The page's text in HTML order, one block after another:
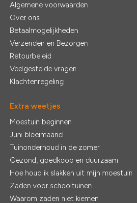
Algemene voorwaarden
Over ons
Betaalmogelijkheden
Verzenden en Bezorgen
Retourbeleid
Veelgestelde vragen
Klachtenregeling
Extra weetjes
Moestuin beginnen
Juni bloeimaand
Tuinonderhoud in de zomer
Gezond, goedkoop en duurzaam
Hoe houd ik slakken uit mijn moestuin
Zaden voor schooltuinen
Waarom zaden niet kiemen